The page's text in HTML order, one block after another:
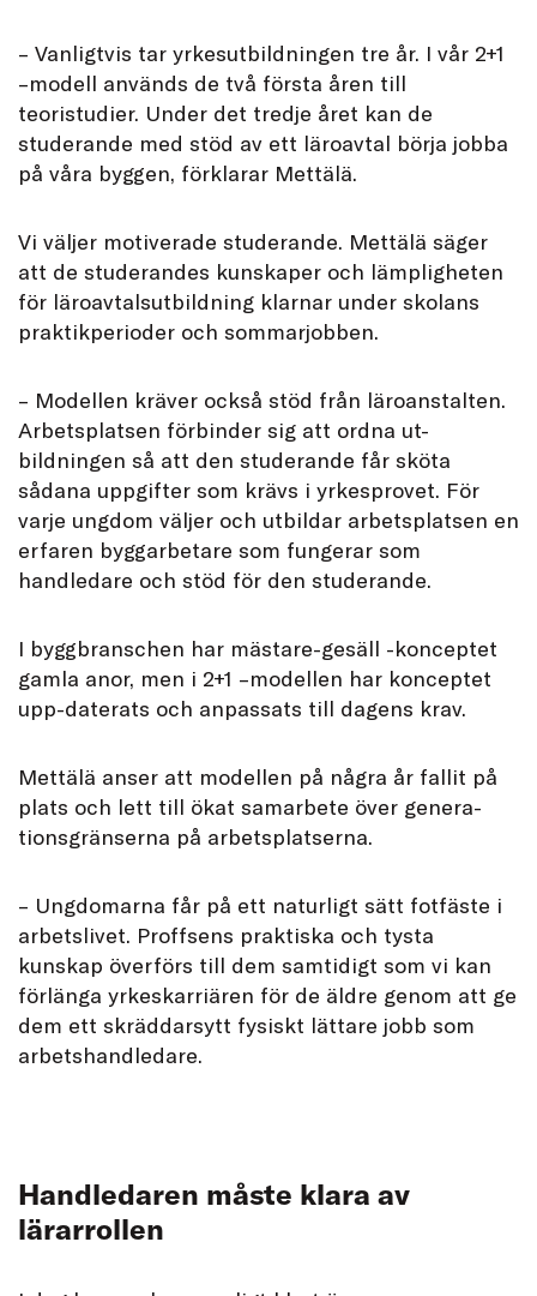
– Vanligtvis tar yrkesutbildningen tre år. I vår 2+1
–modell används de två första åren till
teoristudier. Under det tredje året kan de
studerande med stöd av ett läroavtal börja jobba
på våra byggen, förklarar Mettälä.
Vi väljer motiverade studerande. Mettälä säger
att de studerandes kunskaper och lämpligheten
för läroavtalsutbildning klarnar under skolans
praktikperioder och sommarjobben.
– Modellen kräver också stöd från läroanstalten.
Arbetsplatsen förbinder sig att ordna ut-
bildningen så att den studerande får sköta
sådana uppgifter som krävs i yrkesprovet. För
varje ungdom väljer och utbildar arbetsplatsen en
erfaren byggarbetare som fungerar som
handledare och stöd för den studerande.
I byggbranschen har mästare-gesäll -konceptet
gamla anor, men i 2+1 –modellen har konceptet
upp-daterats och anpassats till dagens krav.
Mettälä anser att modellen på några år fallit på
plats och lett till ökat samarbete över genera-
tionsgränserna på arbetsplatserna.
– Ungdomarna får på ett naturligt sätt fotfäste i
arbetslivet. Proffsens praktiska och tysta
kunskap överförs till dem samtidigt som vi kan
förlänga yrkeskarriären för de äldre genom att ge
dem ett skräddarsytt fysiskt lättare jobb som
arbetshandledare.
Handledaren måste klara av
lärarrollen